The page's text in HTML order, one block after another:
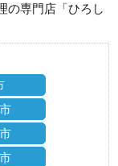
の専門店「ひろし